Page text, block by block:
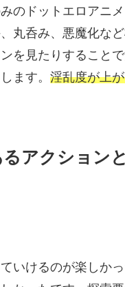
のドットエロアニメ
丸呑み、悪魔化な
を見たりすること
ます。淫乱度が上
アクション
いけるのが楽しか